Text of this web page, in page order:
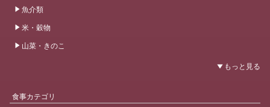
魚介類
米・穀物
山菜・きのこ
食事カテゴリ